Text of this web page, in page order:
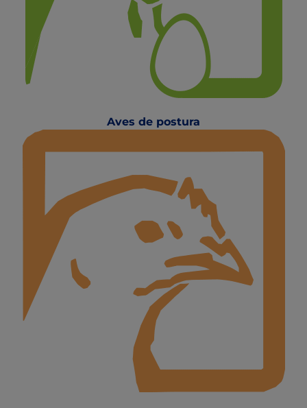
Aves de postura